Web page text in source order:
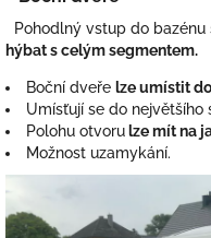
Pohodlný vstup do
hýbat s celým segmentem.
Boční dveře lze umístit
Umísťují se do největšího
Polohu otvoru lze mít na
Možnost uzamykání.